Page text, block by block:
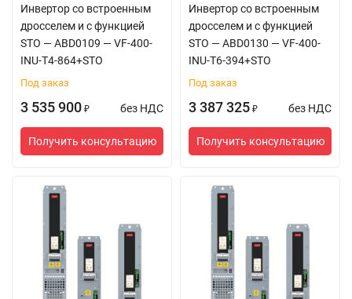
Инвертор со встроенным
дросселем и с функцией
STO — ABD0109 — VF-400-
INU-T4-864+STO
Под заказ
3 535 900 ₽ без НДС
Получить консультацию
Инвертор со встроенным
дросселем и с функцией
STO — ABD0130 — VF-400-
INU-T6-394+STO
Под заказ
3 387 325 ₽ без НДС
Получить консультацию